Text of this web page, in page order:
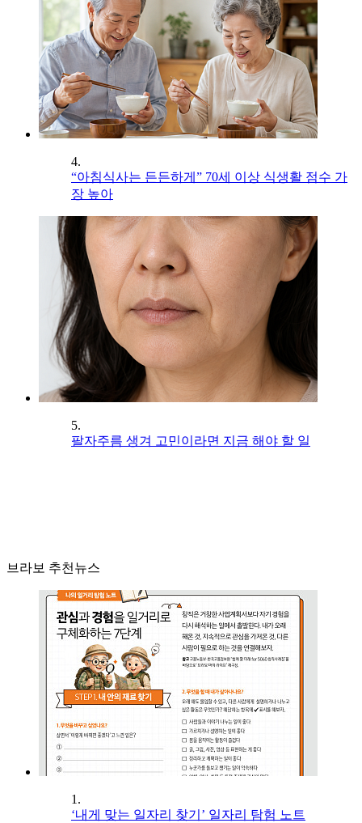
4.
“아침식사는 든든하게” 70세 이상 식생활 점수 가
장 높아
5.
팔자주름 생겨 고민이라면 지금 해야 할 일
브라보 추천뉴스
1.
‘내게 맞는 일자리 찾기’ 일자리 탐험 노트